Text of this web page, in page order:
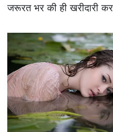
जरूरत भर की ही खरीदारी